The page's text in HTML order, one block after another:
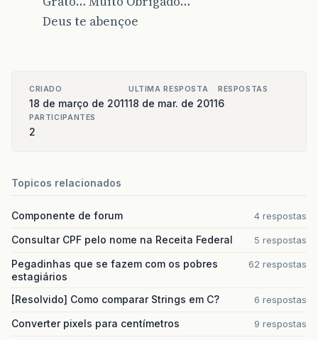
Deus te abençoe
CRIADO
18 de março de 2011
ULTIMA RESPOSTA
18 de mar. de 2011
RESPOSTAS
6
PARTICIPANTES
2
Topicos relacionados
Componente de forum 4 respostas
Consultar CPF pelo nome na Receita Federal 5 respostas
Pegadinhas que se fazem com os pobres
estagiários
62 respostas
[Resolvido] Como comparar Strings em C? 6 respostas
Converter pixels para centímetros 9 respostas